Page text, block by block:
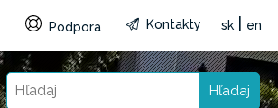
Podpora Kontakty sk en
Hľadaj